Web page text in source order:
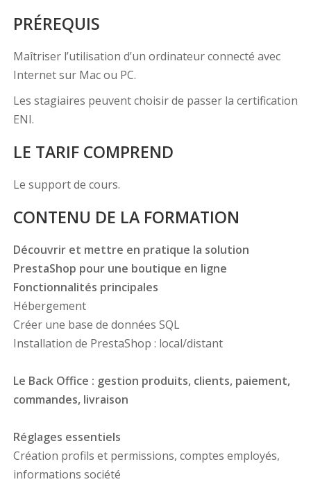
PRÉREQUIS
Maîtriser l’utilisation d’un ordinateur connecté avec
Internet sur Mac ou PC.
Les stagiaires peuvent choisir de passer la certification
ENI.
LE TARIF COMPREND
Le support de cours.
CONTENU DE LA FORMATION
Découvrir et mettre en pratique la solution
PrestaShop pour une boutique en ligne
Fonctionnalités principales
Hébergement
Créer une base de données SQL
Installation de PrestaShop : local/distant
Le Back Office : gestion produits, clients, paiement,
commandes, livraison
Réglages essentiels
Création profils et permissions, comptes employés,
informations société